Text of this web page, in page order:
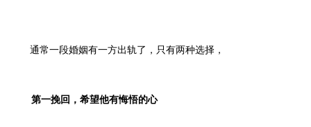
通常一段婚姻有一方出轨了， 只有两种选择，
第一挽回， 希望他有悔悟的心